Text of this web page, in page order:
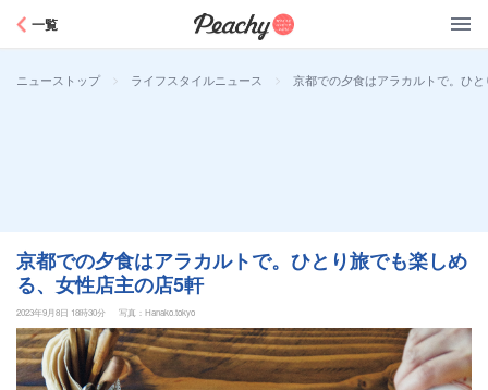
一覧
ニューストップ > ライフスタイルニュース > 京都での夕食はアラカルトで。ひ
京都での夕食はアラカルトで。ひとり旅でも楽しめ
る、女性店主の店5軒
2023年9月8日 18時30分 写真：Hanako.tokyo